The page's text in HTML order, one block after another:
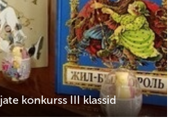
konkurss III klassid